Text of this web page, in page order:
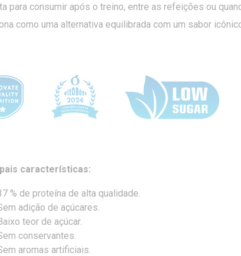
para consumir após o treino, entre as refeições ou
como uma alternativa equilibrada com um sabor
características:
% de proteína de alta qualidade.
adição de açúcares.
teor de açúcar.
conservantes.
aromas artificiais.